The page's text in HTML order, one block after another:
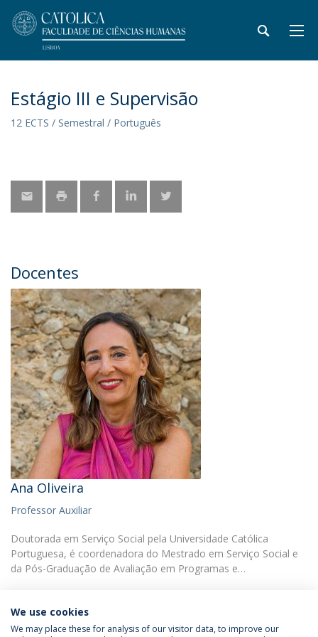
Estágio III e Supervisão
12 ECTS / Semestral / Português
Docentes
Ana Oliveira
Professor Auxiliar
Doutorada em Serviço Social pela Universidade Católica
Portuguesa, é coordenadora do Mestrado em Serviço Social e
da Pós-Graduação de Avaliação em Programas e…
We use cookies
We may place these for analysis of our visitor data, to improve our